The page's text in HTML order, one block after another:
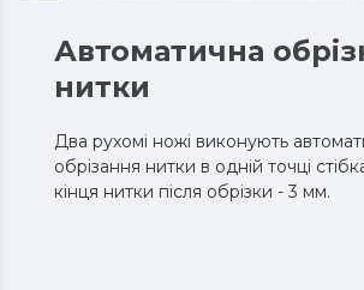
Автоматична
нитки
Два рухомі ножі виконують
обрізання нитки в одній точці
кінця нитки після обрізки - 3 мм.